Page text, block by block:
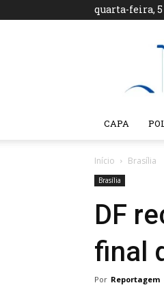
quarta-feira, 5
Agência
CAPA
Início Brasília
Brasília
DF
final
Por Reportagem